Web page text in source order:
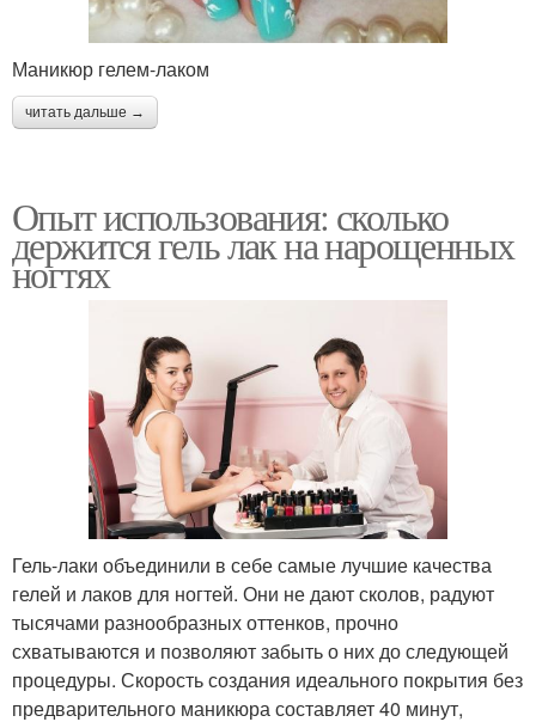
Маникюр гелем-лаком
читать дальше →
Опыт использования: сколько
держится гель лак на нарощенных
ногтях
Гель-лаки объединили в себе самые лучшие качества
гелей и лаков для ногтей. Они не дают сколов, радуют
тысячами разнообразных оттенков, прочно
схватываются и позволяют забыть о них до следующей
процедуры. Скорость создания идеального покрытия без
предварительного маникюра составляет 40 минут,